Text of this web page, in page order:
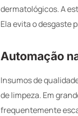
dermatológicos. A
Ela evita o desgaste
Automação
Insumos de
de limpeza. Em
frequentemente